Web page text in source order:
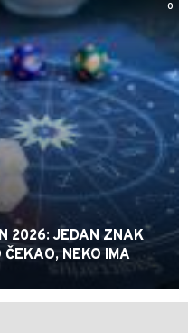
0
2026: JEDAN ZNAK
ČEKAO, NEKO IMA